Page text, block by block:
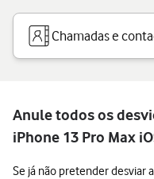
Chamadas e
Anule todos os
iPhone 13 Pro Max
Se já não pretender desviar